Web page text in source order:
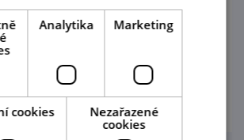
sv. Floriána vypínající se na
vyhlídkovém místě vysoko nad
Krumlovem se od května 2026
otevírá veřejnosti.
prohlédnout
Analytika Marketing
cookies
Nezařazené
cookies